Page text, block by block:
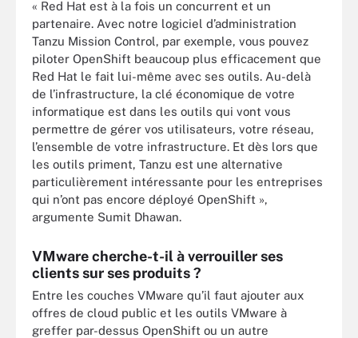
« Red Hat est à la fois un concurrent et un
partenaire. Avec notre logiciel d’administration
Tanzu Mission Control, par exemple, vous pouvez
piloter OpenShift beaucoup plus efficacement que
Red Hat le fait lui-même avec ses outils. Au-delà
de l’infrastructure, la clé économique de votre
informatique est dans les outils qui vont vous
permettre de gérer vos utilisateurs, votre réseau,
l’ensemble de votre infrastructure. Et dès lors que
les outils priment, Tanzu est une alternative
particulièrement intéressante pour les entreprises
qui n’ont pas encore déployé OpenShift »,
argumente Sumit Dhawan.
VMware cherche-t-il à verrouiller ses
clients sur ses produits ?
Entre les couches VMware qu’il faut ajouter aux
offres de cloud public et les outils VMware à
greffer par-dessus OpenShift ou un autre